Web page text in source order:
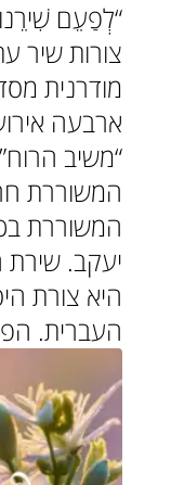
“לְפַעֵם
צורות שיר
מודרנית
ארבעה
“משיב
המשוררת
המשוררת
יעקב. שירת
היא צורת
העברית.